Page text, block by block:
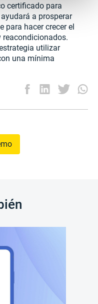
certificado para
a prosperar
para hacer crecer el
utilizar
una mínima